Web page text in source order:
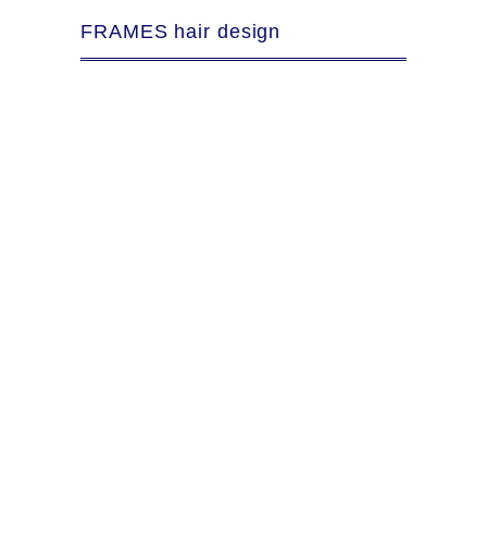
FRAMES hair design